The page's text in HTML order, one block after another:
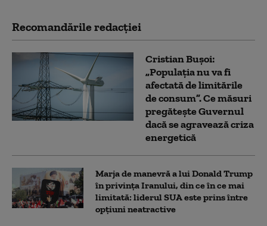
Recomandările redacţiei
Cristian Bușoi:
„Populația nu va fi
afectată de limitările
de consum”. Ce măsuri
pregătește Guvernul
dacă se agravează criza
energetică
Marja de manevră a lui Donald Trump
în privința Iranului, din ce în ce mai
limitată: liderul SUA este prins între
opțiuni neatractive